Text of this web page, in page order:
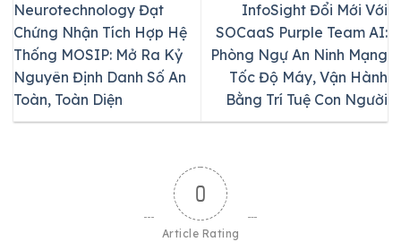
Neurotechnology Đạt
Chứng Nhận Tích Hợp Hệ
Thống MOSIP: Mở Ra Kỷ
Nguyên Định Danh Số An
Toàn, Toàn Diện
InfoSight Đổi Mới Với
SOCaaS Purple Team AI:
Phòng Ngự An Ninh Mạng
Tốc Độ Máy, Vận Hành
Bằng Trí Tuệ Con Người
0
Article Rating